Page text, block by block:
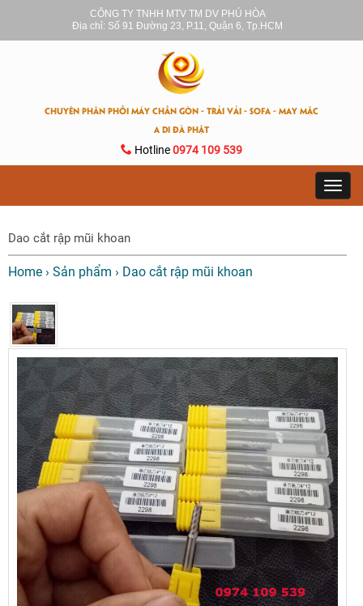
CÔNG TY TNHH MTV TM DV PHÚ HÒA
Địa chỉ: Số 91 Đường 23, P.11, Quận 6, Tp.HCM
CHUYÊN PHÂN PHỐI MÁY CHẦN GÒN - TRẢI VẢI - SOFA - MAY MẶC
A DI ĐÀ PHẬT
Hotline0974 109 539
Dao cắt rập mũi khoan
Home › Sản phẩm › Dao cắt rập mũi khoan